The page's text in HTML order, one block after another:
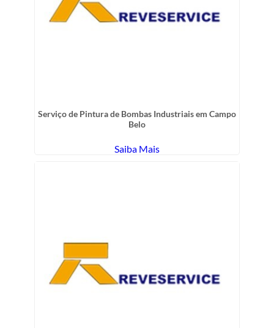
Serviço de Pintura de Bombas Industriais em Campo
Belo
Saiba Mais